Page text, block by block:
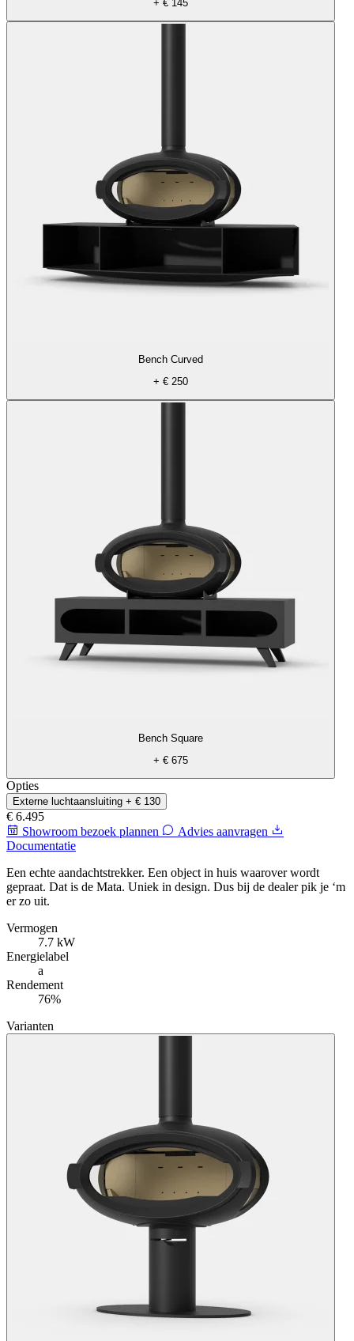
+ € 145
Bench Curved
+ € 250
Bench Square
+ € 675
Opties
Externe luchtaansluiting + € 130
€ 6.495
Showroom bezoek plannen
Advies aanvragen
Documentatie
Een echte aandachtstrekker. Een object in huis waarover wordt
gepraat. Dat is de Mata. Uniek in design. Dus bij de dealer pik je ‘m
er zo uit.
Vermogen
7.7 kW
Energielabel
a
Rendement
76%
Varianten